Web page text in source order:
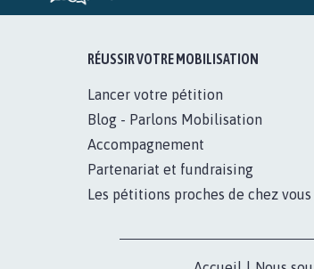
RÉUSSIR VOTRE MOBILISATION
Lancer votre pétition
Blog - Parlons Mobilisation
Accompagnement
Partenariat et fundraising
Les pétitions proches de chez vous